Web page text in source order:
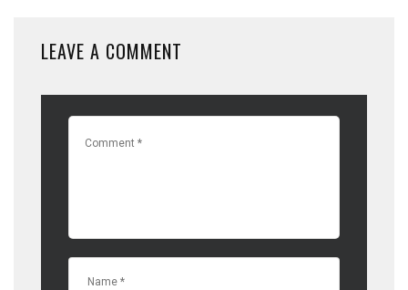
LEAVE A COMMENT